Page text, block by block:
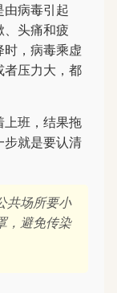
病毒引起
、头痛和疲
，病毒乘虚
者压力大，都
上班，结果拖
步就是要认清
共场所要小
，避免传染